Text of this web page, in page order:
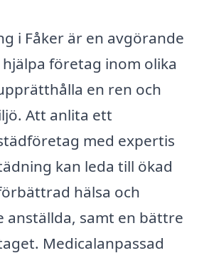
i Fåker är en avgörande
företag inom olika
en ren och
Att anlita ett
med expertis
kan leda till ökad
hälsa och
anställda, samt en bättre
Medicalanpassad